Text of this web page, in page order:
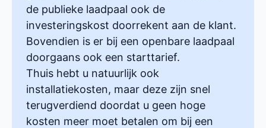
de publieke laadpaal ook de
investeringskost doorrekent aan de klant.
Bovendien is er bij een openbare laadpaal
doorgaans ook een starttarief.
Thuis hebt u natuurlijk ook
installatiekosten, maar deze zijn snel
terugverdiend doordat u geen hoge
kosten meer moet betalen om bij een